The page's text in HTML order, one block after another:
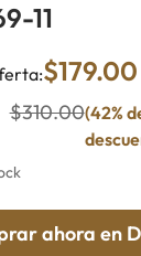
11
$179.00
$310.00(42%
ahora en